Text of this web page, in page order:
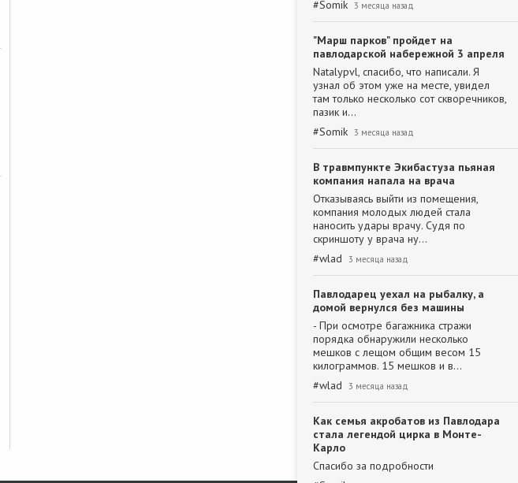
#Somik 3 месяца назад
"Марш парков" пройдет на
павлодарской набережной 3 апреля
Natalypvl, спасибо, что написали. Я
узнал об этом уже на месте, увидел
там только несколько сот скворечников,
пазик и…
#Somik 3 месяца назад
В травмпункте Экибастуза пьяная
компания напала на врача
Отказываясь выйти из помещения,
компания молодых людей стала
наносить удары врачу. Судя по
скриншоту у врача ну…
#wlad 3 месяца назад
Павлодарец уехал на рыбалку, а
домой вернулся без машины
- При осмотре багажника стражи
порядка обнаружили несколько
мешков с лещом общим весом 15
килограммов. 15 мешков и в…
#wlad 3 месяца назад
Как семья акробатов из Павлодара
стала легендой цирка в Монте-
Карло
Спасибо за подробности